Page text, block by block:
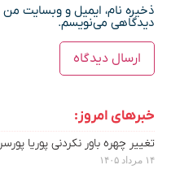
ذخیره نام، ایمیل و وبسایت من
دیدگاهی می‌نویسم.
خبرهای امروز:
تغییر چهره باور نکردنی پوریا
۱۴ مرداد ۱۴۰۵